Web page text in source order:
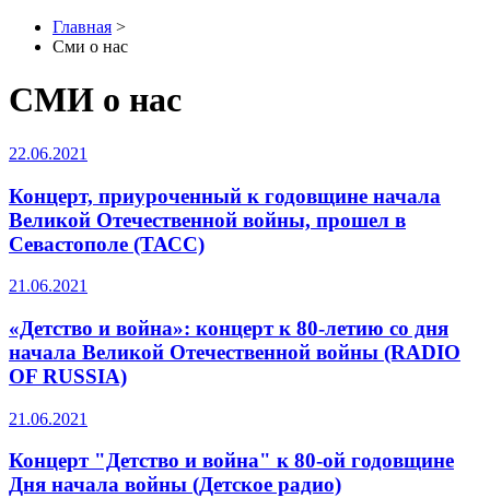
Главная >
Сми о нас
СМИ о нас
22.06.2021
Концерт, приуроченный к годовщине начала
Великой Отечественной войны, прошел в
Севастополе (ТАСС)
21.06.2021
«Детство и война»: концерт к 80-летию со дня
начала Великой Отечественной войны (RADIO
OF RUSSIA)
21.06.2021
Концерт "Детство и война" к 80-ой годовщине
Дня начала войны (Детское радио)